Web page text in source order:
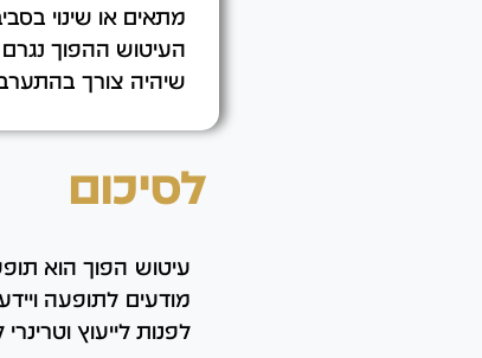
מתאים או שינוי
העיטוש ההפוך
שיהיה צורך
לסיכום
עיטוש הפוך הוא
מודעים לתופעה
לפנות לייעוץ